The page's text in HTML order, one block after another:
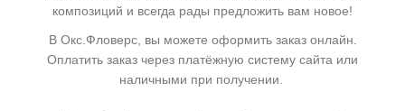
композиций и всегда рады предложить вам новое!
В Окс.Фловерс, вы можете оформить заказ онлайн.
Оплатить заказ через платёжную систему сайта или
наличными при получении.